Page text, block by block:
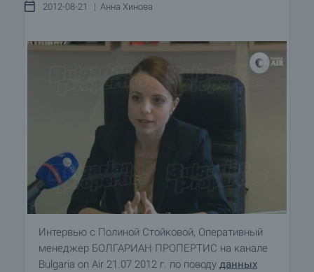
2012-08-21 | Анна Хинова
Интервью с Полиной Стойковой, Оперативный
менеджер БОЛГАРИАН ПРОПЕРТИС на канале
Bulgaria on Air 21.07 2012 г. по поводу данных